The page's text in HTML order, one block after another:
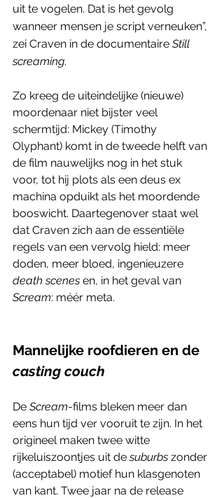
uit te vogelen. Dat is het gevolg
wanneer mensen je script verneuken”,
zei Craven in de documentaire Still
screaming.
Zo kreeg de uiteindelijke (nieuwe)
moordenaar niet bijster veel
schermtijd: Mickey (Timothy
Olyphant) komt in de tweede helft van
de film nauwelijks nog in het stuk
voor, tot hij plots als een deus ex
machina opduikt als het moordende
booswicht. Daartegenover staat wel
dat Craven zich aan de essentiële
regels van een vervolg hield: meer
doden, meer bloed, ingenieuzere
death scenes en, in het geval van
Scream: méér meta.
Mannelijke roofdieren en de
casting couch
De Scream-films bleken meer dan
eens hun tijd ver vooruit te zijn. In het
origineel maken twee witte
rijkeluiszoontjes uit de suburbs zonder
(acceptabel) motief hun klasgenoten
van kant. Twee jaar na de release